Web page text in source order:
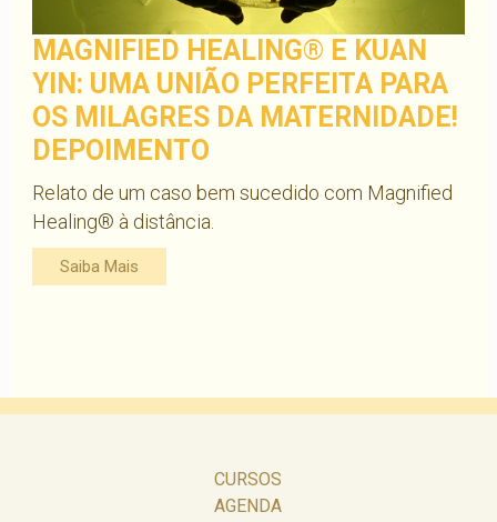
MAGNIFIED HEALING® E KUAN
YIN: UMA UNIÃO PERFEITA PARA
OS MILAGRES DA MATERNIDADE!
DEPOIMENTO
Relato de um caso bem sucedido com Magnified
Healing® à distância.
Saiba Mais
CURSOS
AGENDA